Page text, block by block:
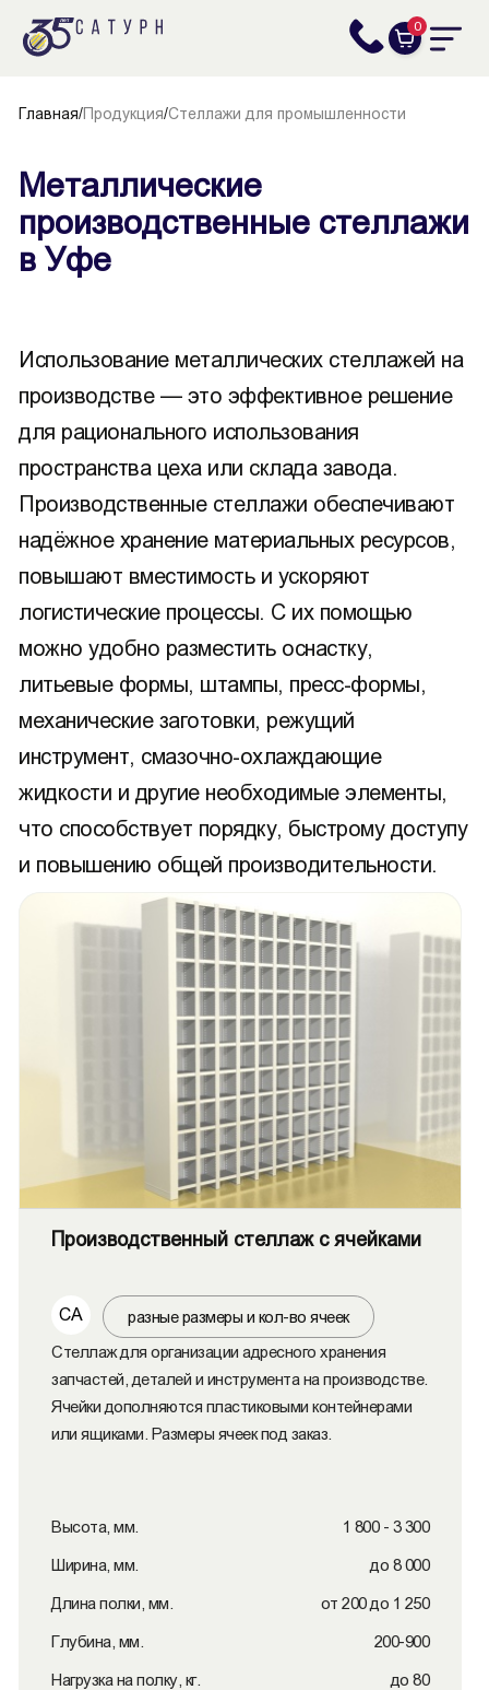
0
Главная/Продукция/Стеллажи для промышленности
Металлические
производственные стеллажи
в Уфе
Использование металлических стеллажей на
производстве — это эффективное решение
для рационального использования
пространства цеха или склада завода.
Производственные стеллажи обеспечивают
надёжное хранение материальных ресурсов,
повышают вместимость и ускоряют
логистические процессы. С их помощью
можно удобно разместить оснастку,
литьевые формы, штампы, пресс-формы,
механические заготовки, режущий
инструмент, смазочно-охлаждающие
жидкости и другие необходимые элементы,
что способствует порядку, быстрому доступу
и повышению общей производительности.
Производственный стеллаж с ячейками
СА
разные размеры и кол-во ячеек
Стеллаж для организации адресного хранения
запчастей, деталей и инструмента на производстве.
Ячейки дополняются пластиковыми контейнерами
или ящиками. Размеры ячеек под заказ.
Высота, мм. 1 800 - 3 300
Ширина, мм. до 8 000
Длина полки, мм. от 200 до 1 250
Глубина, мм. 200-900
Нагрузка на полку, кг. до 80